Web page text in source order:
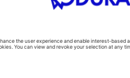
أقل من المراحيض التقليدية لأنها
بك. تتطلب المبولات السيفونية كمية
يمنع ظهور الروائح الكريهة -